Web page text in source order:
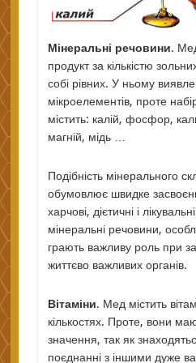
Мінеральні речовини.
продукт за кількістю
собі рівних. У ньому
мікроелементів, проте
містить: калій, фосфор,
магній, мідь …
Подібність мінерального
обумовлює швидке
харчові, дієтичні і
мінеральні речовини,
грають важливу роль при
життєво важливих органів.
Вітаміни. Мед містить
кількостях. Проте, вони
значення, так як
поєднанні з іншими дуже